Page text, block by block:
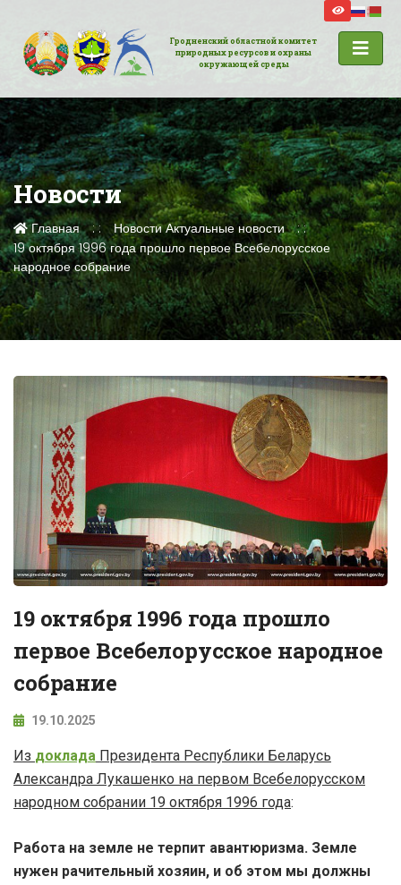
Гродненский областной комитет
природных ресурсов и охраны
окружающей среды
Новости
Главная Новости Актуальные новости
19 октября 1996 года прошло первое Всебелорусское
народное собрание
19 октября 1996 года прошло
первое Всебелорусское народное
собрание
19.10.2025
Из доклада Президента Республики Беларусь
Александра Лукашенко на первом Всебелорусском
народном собрании 19 октября 1996 года:
Работа на земле не терпит авантюризма. Земле
нужен рачительный хозяин, и об этом мы должны